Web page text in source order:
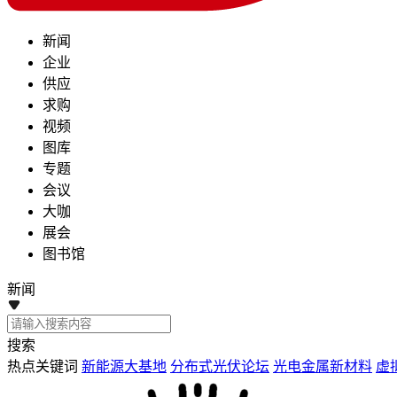
新闻
企业
供应
求购
视频
图库
专题
会议
大咖
展会
图书馆
新闻
搜索
热点关键词 新能源大基地 分布式光伏论坛 光电金属新材料 虚